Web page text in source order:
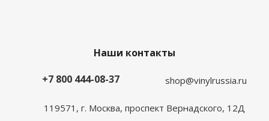
Наши контакты
+7 800 444-08-37
shop@vinylrussia.ru
119571, г. Москва, проспект Вернадского, 12Д